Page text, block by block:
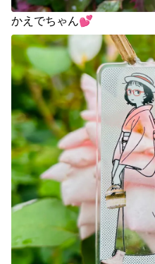
かえでちゃん💕